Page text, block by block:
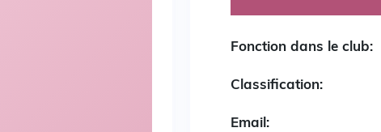
Fonction dans le club:
Classification:
Email: